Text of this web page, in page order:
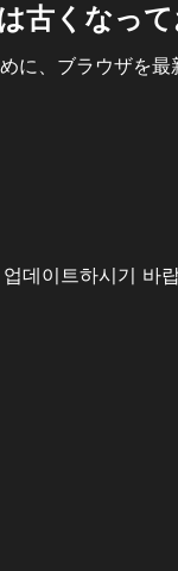
古くなっ
、ブラウザを最
데이트하시기 바